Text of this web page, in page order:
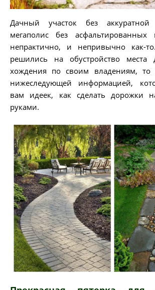
Дачный участок без
мегаполис без асфальтированных
непрактично, и непривычно как-
решились на обустройство места
хождения по своим владениям, то
нижеследующей информацией,
вам идеек, как сделать дорожки
руками.